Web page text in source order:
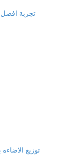
تجربة افضل
توزيع